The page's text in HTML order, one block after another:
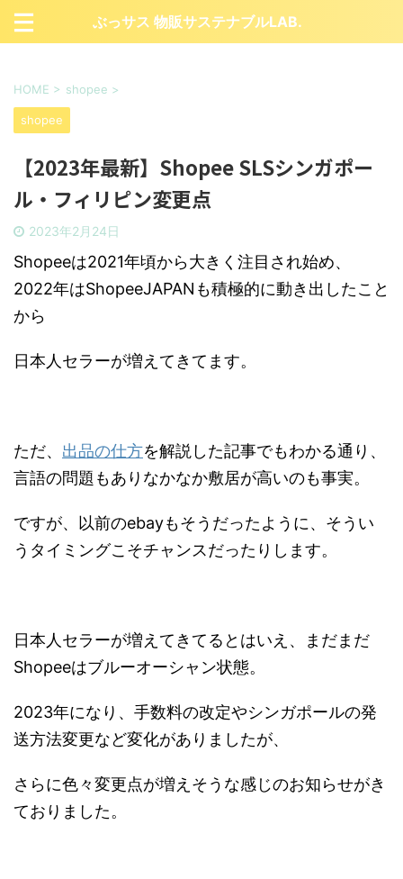
ぶっサス 物販サステナブルLAB.
HOME > shopee >
shopee
【2023年最新】Shopee SLSシンガポー
ル・フィリピン変更点
2023年2月24日
Shopeeは2021年頃から大きく注目され始め、
2022年はShopeeJAPANも積極的に動き出したこと
から
日本人セラーが増えてきてます。
ただ、 出品の仕方を解説した記事でもわかる通り、
言語の問題もありなかなか敷居が高いのも事実。
ですが、以前のebayもそうだったように、そうい
うタイミングこそチャンスだったりします。
日本人セラーが増えてきてるとはいえ、まだまだ
Shopeeはブルーオーシャン状態。
2023年になり、手数料の改定やシンガポールの発
送方法変更など変化がありましたが、
さらに色々変更点が増えそうな感じのお知らせがき
ておりました。